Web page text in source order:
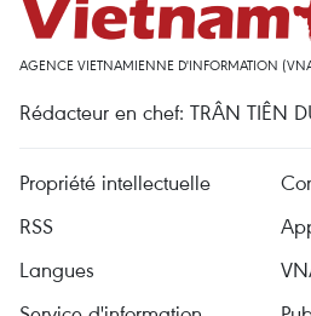
AGENCE VIETNAMIENNE D'INFORMATION
Rédacteur en chef: TRÂN TIÊN
Propriété intellectuelle
RSS
Langues